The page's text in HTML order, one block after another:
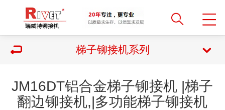
梯子铆接机系列
JM16DT铝合金梯子铆接机 |梯子
翻边铆接机,|多功能梯子铆接机